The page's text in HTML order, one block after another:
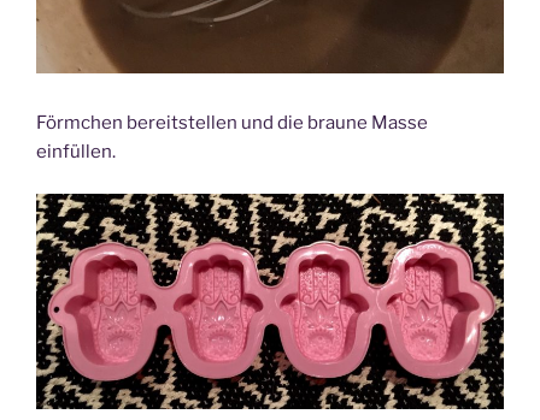
Förmchen bereitstellen und die braune Masse
einfüllen.